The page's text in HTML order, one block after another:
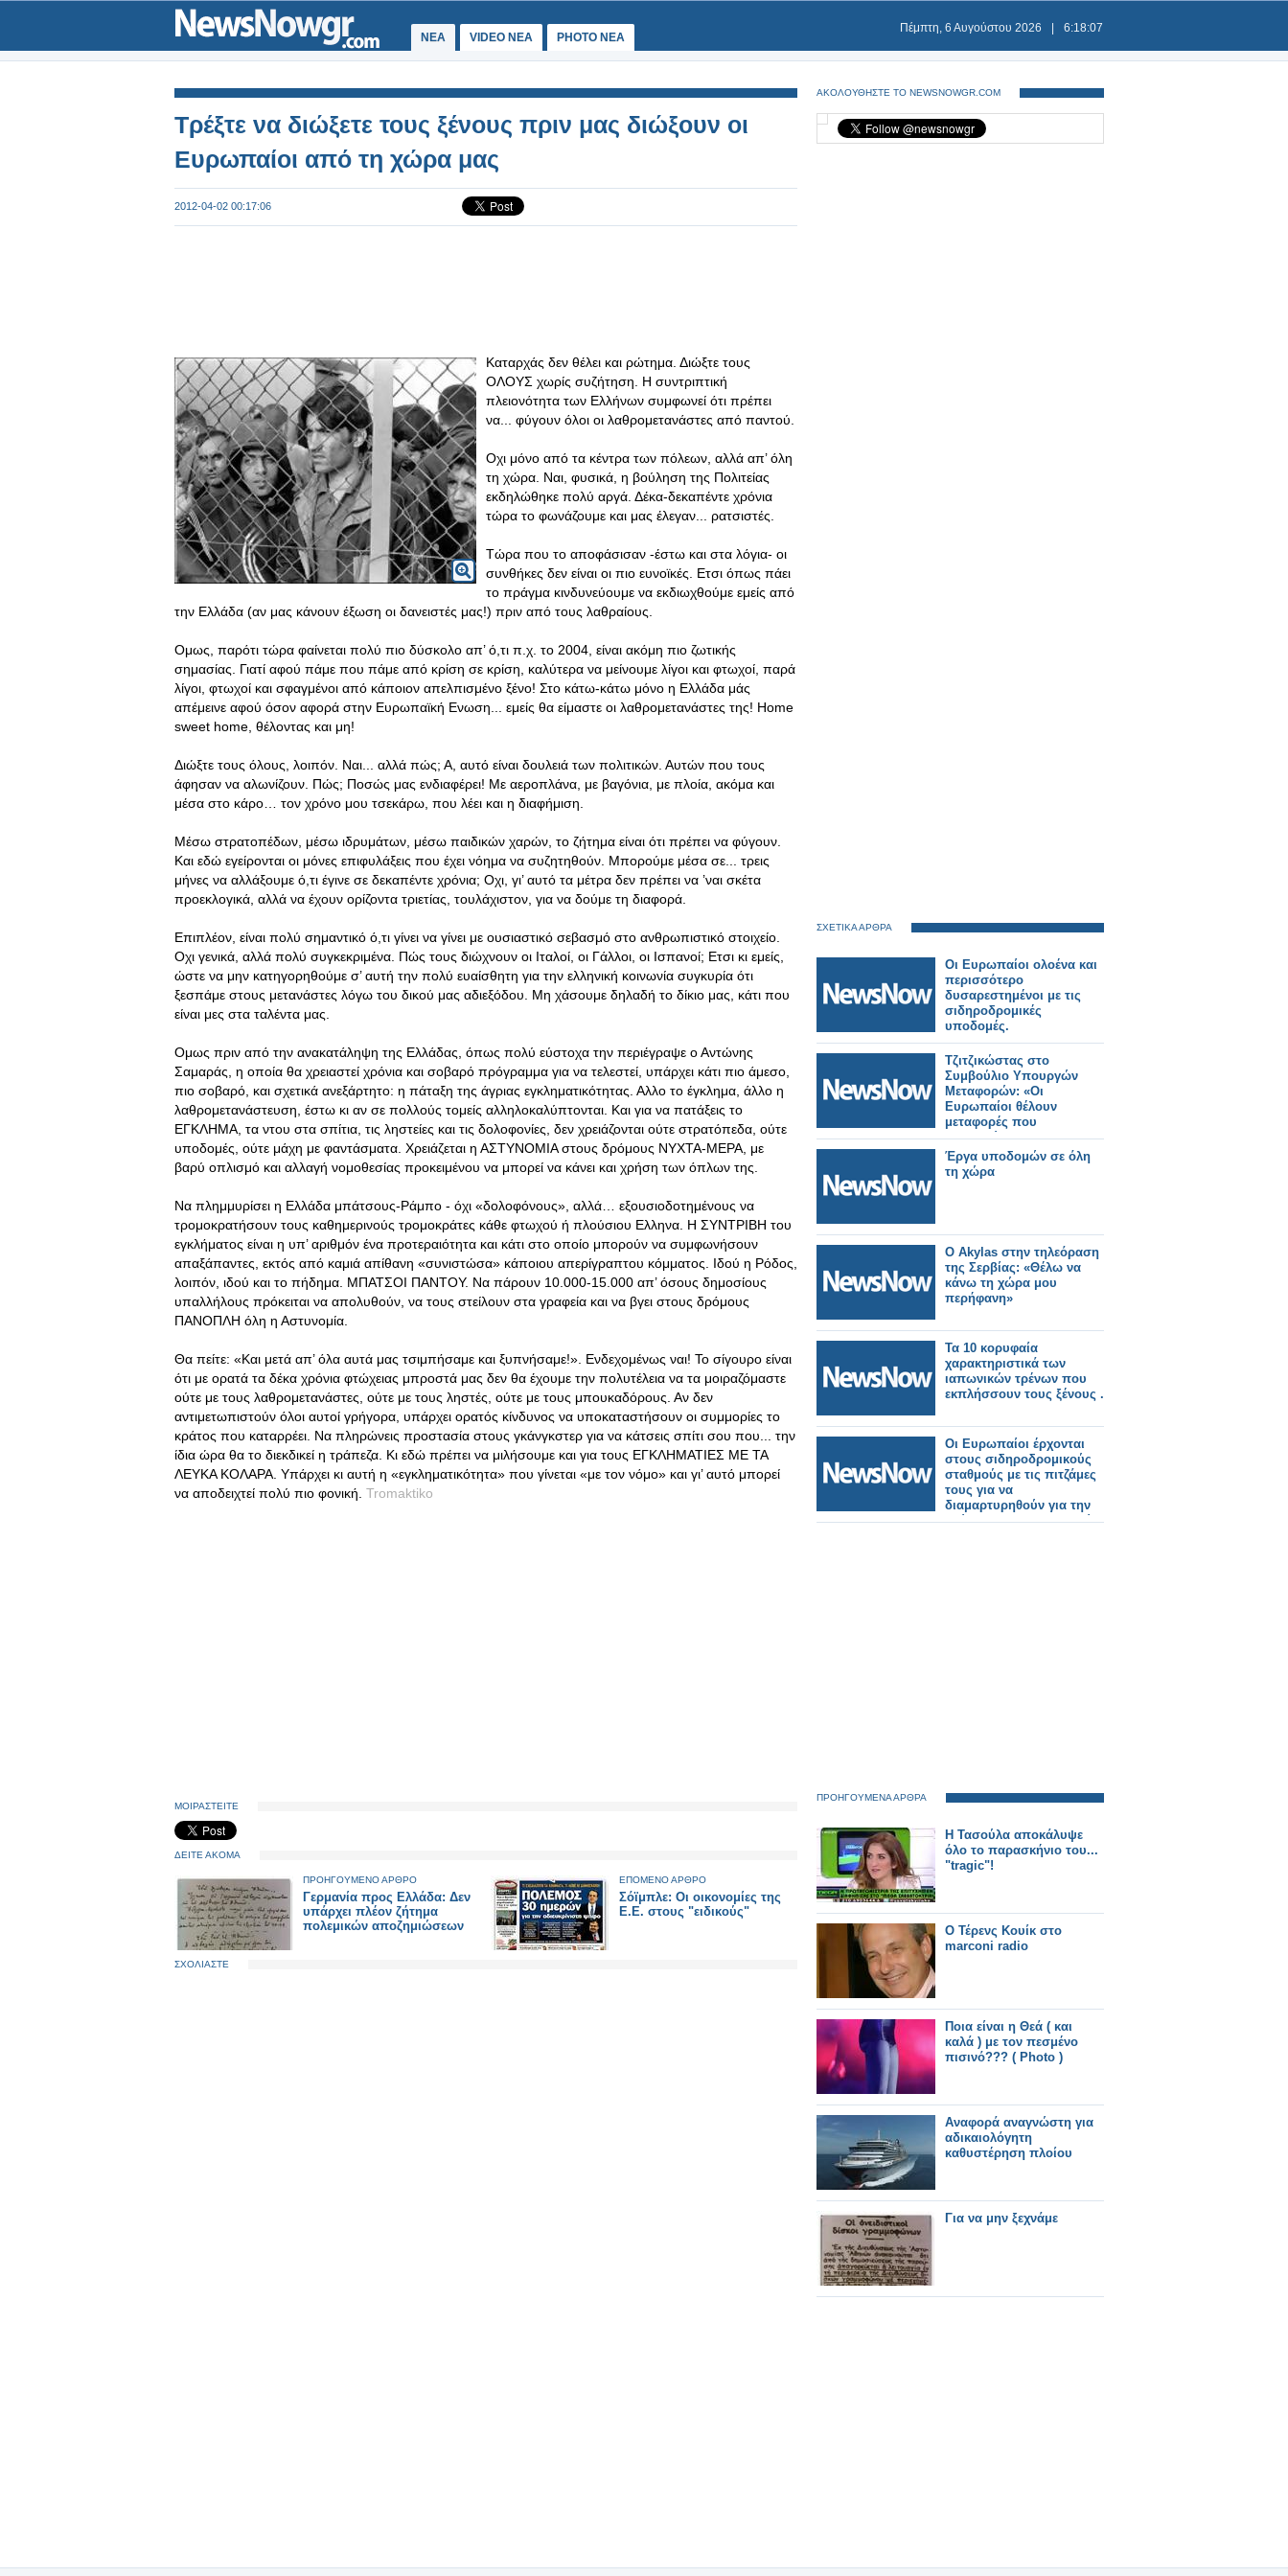
ΝΕΑ VIDEO NEA PHOTO NEA
Πέμπτη, 6 Αυγούστου 2026 6:18:07
Τρέξτε να διώξετε τους ξένους πριν μας διώξουν οι
Ευρωπαίοι από τη χώρα μας
2012-04-02 00:17:06
Καταρχάς δεν θέλει και ρώτημα. Διώξτε τους
ΟΛΟΥΣ χωρίς συζήτηση. Η συντριπτική
πλειονότητα των Ελλήνων συμφωνεί ότι πρέπει
να... φύγουν όλοι οι λαθρομετανάστες από παντού.
Οχι μόνο από τα κέντρα των πόλεων, αλλά απ’ όλη
τη χώρα. Ναι, φυσικά, η βούληση της Πολιτείας
εκδηλώθηκε πολύ αργά. Δέκα-δεκαπέντε χρόνια
τώρα το φωνάζουμε και μας έλεγαν... ρατσιστές.
Τώρα που το αποφάσισαν -έστω και στα λόγια- οι
συνθήκες δεν είναι οι πιο ευνοϊκές. Ετσι όπως πάει
το πράγμα κινδυνεύουμε να εκδιωχθούμε εμείς από
την Ελλάδα (αν μας κάνουν έξωση οι δανειστές μας!) πριν από τους λαθραίους.
Ομως, παρότι τώρα φαίνεται πολύ πιο δύσκολο απ’ ό,τι π.χ. το 2004, είναι ακόμη πιο ζωτικής
σημασίας. Γιατί αφού πάμε που πάμε από κρίση σε κρίση, καλύτερα να μείνουμε λίγοι και φτωχοί, παρά
λίγοι, φτωχοί και σφαγμένοι από κάποιον απελπισμένο ξένο! Στο κάτω-κάτω μόνο η Ελλάδα μάς
απέμεινε αφού όσον αφορά στην Ευρωπαϊκή Ενωση... εμείς θα είμαστε οι λαθρομετανάστες της! Home
sweet home, θέλοντας και μη!
Διώξτε τους όλους, λοιπόν. Ναι... αλλά πώς; Α, αυτό είναι δουλειά των πολιτικών. Αυτών που τους
άφησαν να αλωνίζουν. Πώς; Ποσώς μας ενδιαφέρει! Με αεροπλάνα, με βαγόνια, με πλοία, ακόμα και
μέσα στο κάρο… τον χρόνο μου τσεκάρω, που λέει και η διαφήμιση.
Μέσω στρατοπέδων, μέσω ιδρυμάτων, μέσω παιδικών χαρών, το ζήτημα είναι ότι πρέπει να φύγουν.
Και εδώ εγείρονται οι μόνες επιφυλάξεις που έχει νόημα να συζητηθούν. Μπορούμε μέσα σε... τρεις
μήνες να αλλάξουμε ό,τι έγινε σε δεκαπέντε χρόνια; Οχι, γι’ αυτό τα μέτρα δεν πρέπει να ’ναι σκέτα
προεκλογικά, αλλά να έχουν ορίζοντα τριετίας, τουλάχιστον, για να δούμε τη διαφορά.
Επιπλέον, είναι πολύ σημαντικό ό,τι γίνει να γίνει με ουσιαστικό σεβασμό στο ανθρωπιστικό στοιχείο.
Οχι γενικά, αλλά πολύ συγκεκριμένα. Πώς τους διώχνουν οι Ιταλοί, οι Γάλλοι, οι Ισπανοί; Ετσι κι εμείς,
ώστε να μην κατηγορηθούμε σ’ αυτή την πολύ ευαίσθητη για την ελληνική κοινωνία συγκυρία ότι
ξεσπάμε στους μετανάστες λόγω του δικού μας αδιεξόδου. Μη χάσουμε δηλαδή το δίκιο μας, κάτι που
είναι μες στα ταλέντα μας.
Ομως πριν από την ανακατάληψη της Ελλάδας, όπως πολύ εύστοχα την περιέγραψε ο Αντώνης
Σαμαράς, η οποία θα χρειαστεί χρόνια και σοβαρό πρόγραμμα για να τελεστεί, υπάρχει κάτι πιο άμεσο,
πιο σοβαρό, και σχετικά ανεξάρτητο: η πάταξη της άγριας εγκληματικότητας. Αλλο το έγκλημα, άλλο η
λαθρομετανάστευση, έστω κι αν σε πολλούς τομείς αλληλοκαλύπτονται. Και για να πατάξεις το
ΕΓΚΛΗΜΑ, τα ντου στα σπίτια, τις ληστείες και τις δολοφονίες, δεν χρειάζονται ούτε στρατόπεδα, ούτε
υποδομές, ούτε μάχη με φαντάσματα. Χρειάζεται η ΑΣΤΥΝΟΜΙΑ στους δρόμους ΝΥΧΤΑ-ΜΕΡΑ, με
βαρύ οπλισμό και αλλαγή νομοθεσίας προκειμένου να μπορεί να κάνει και χρήση των όπλων της.
Να πλημμυρίσει η Ελλάδα μπάτσους-Ράμπο - όχι «δολοφόνους», αλλά… εξουσιοδοτημένους να
τρομοκρατήσουν τους καθημερινούς τρομοκράτες κάθε φτωχού ή πλούσιου Ελληνα. Η ΣΥΝΤΡΙΒΗ του
εγκλήματος είναι η υπ’ αριθμόν ένα προτεραιότητα και κάτι στο οποίο μπορούν να συμφωνήσουν
απαξάπαντες, εκτός από καμιά απίθανη «συνιστώσα» κάποιου απερίγραπτου κόμματος. Ιδού η Ρόδος,
λοιπόν, ιδού και το πήδημα. ΜΠΑΤΣΟΙ ΠΑΝΤΟΥ. Να πάρουν 10.000-15.000 απ’ όσους δημοσίους
υπαλλήλους πρόκειται να απολυθούν, να τους στείλουν στα γραφεία και να βγει στους δρόμους
ΠΑΝΟΠΛΗ όλη η Αστυνομία.
Θα πείτε: «Και μετά απ’ όλα αυτά μας τσιμπήσαμε και ξυπνήσαμε!». Ενδεχομένως ναι! Το σίγουρο είναι
ότι με ορατά τα δέκα χρόνια φτώχειας μπροστά μας δεν θα έχουμε την πολυτέλεια να τα μοιραζόμαστε
ούτε με τους λαθρομετανάστες, ούτε με τους ληστές, ούτε με τους μπουκαδόρους. Αν δεν
αντιμετωπιστούν όλοι αυτοί γρήγορα, υπάρχει ορατός κίνδυνος να υποκαταστήσουν οι συμμορίες το
κράτος που καταρρέει. Να πληρώνεις προστασία στους γκάνγκστερ για να κάτσεις σπίτι σου που... την
ίδια ώρα θα το διεκδικεί η τράπεζα. Κι εδώ πρέπει να μιλήσουμε και για τους ΕΓΚΛΗΜΑΤΙΕΣ ΜΕ ΤΑ
ΛΕΥΚΑ ΚΟΛΑΡΑ. Υπάρχει κι αυτή η «εγκληματικότητα» που γίνεται «με τον νόμο» και γι’ αυτό μπορεί
να αποδειχτεί πολύ πιο φονική. Tromaktiko
ΜΟΙΡΑΣΤΕΙΤΕ
ΔΕΙΤΕ ΑΚΟΜΑ
ΠΡΟΗΓΟΥΜΕΝΟ ΑΡΘΡΟ
Γερμανία προς Ελλάδα: Δεν
υπάρχει πλέον ζήτημα
πολεμικών αποζημιώσεων
ΕΠΟΜΕΝΟ ΑΡΘΡΟ
Σόϊμπλε: Οι οικονομίες της
Ε.Ε. στους "ειδικούς"
ΣΧΟΛΙΑΣΤΕ
ΑΚΟΛΟΥΘΗΣΤΕ ΤΟ NEWSNOWGR.COM
ΣΧΕΤΙΚΑ ΑΡΘΡΑ
Οι Ευρωπαίοι ολοένα και
περισσότερο
δυσαρεστημένοι με τις
σιδηροδρομικές
υποδομές.
Τζιτζικώστας στο
Συμβούλιο Υπουργών
Μεταφορών: «Οι
Ευρωπαίοι θέλουν
μεταφορές που
εμπιστεύονται».
Έργα υποδομών σε όλη
τη χώρα
Ο Akylas στην τηλεόραση
της Σερβίας: «Θέλω να
κάνω τη χώρα μου
περήφανη»
Τα 10 κορυφαία
χαρακτηριστικά των
ιαπωνικών τρένων που
εκπλήσσουν τους ξένους .
Οι Ευρωπαίοι έρχονται
στους σιδηροδρομικούς
σταθμούς με τις πιτζάμες
τους για να
διαμαρτυρηθούν για την
ακύρωση των νυχτερινών
ΠΡΟΗΓΟΥΜΕΝΑ ΑΡΘΡΑ
Η Τασούλα αποκάλυψε
όλο το παρασκήνιο του...
"tragic"!
Ο Τέρενς Κουίκ στο
marconi radio
Ποια είναι η Θεά ( και
καλά ) με τον πεσμένο
πισινό??? ( Photo )
Αναφορά αναγνώστη για
αδικαιολόγητη
καθυστέρηση πλοίου
Για να μην ξεχνάμε